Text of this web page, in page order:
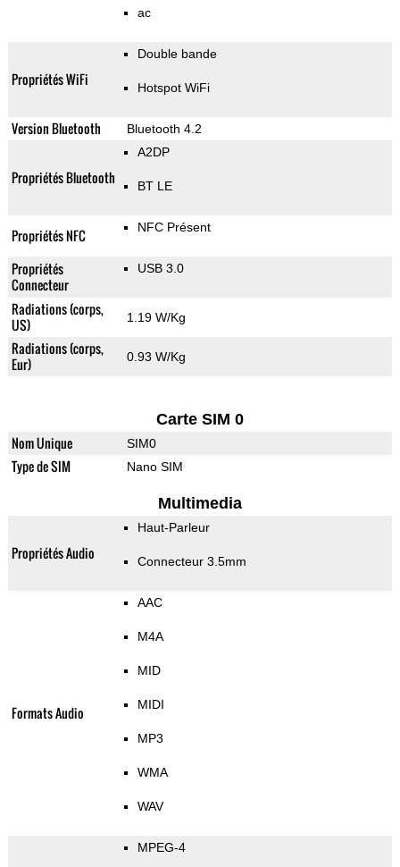
ac
Propriétés WiFi
Double bande
Hotspot WiFi
Version Bluetooth Bluetooth 4.2
Propriétés Bluetooth
A2DP
BT LE
Propriétés NFC NFC Présent
Propriétés
Connecteur
USB 3.0
Radiations (corps,
US)
1.19 W/Kg
Radiations (corps,
Eur)
0.93 W/Kg
Carte SIM 0
Nom Unique SIM0
Type de SIM Nano SIM
Multimedia
Propriétés Audio
Haut-Parleur
Connecteur 3.5mm
Formats Audio
AAC
M4A
MID
MIDI
MP3
WMA
WAV
MPEG-4